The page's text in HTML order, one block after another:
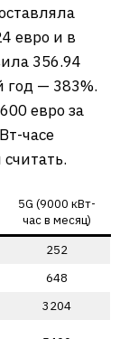
евро и в
356.94
год — 383%.
евро за
часе
5G (9000 кВт-
час в месяц)
252
648
3204